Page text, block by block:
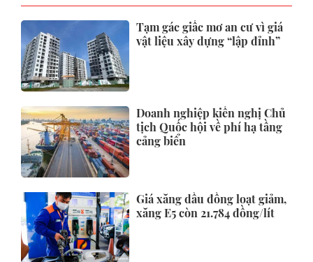
Tạm gác giấc mơ an cư vì giá
vật liệu xây dựng “lập đỉnh”
Doanh nghiệp kiến nghị Chủ
tịch Quốc hội về phí hạ tầng
cảng biển
Giá xăng dầu đồng loạt giảm,
xăng E5 còn 21.784 đồng/lít